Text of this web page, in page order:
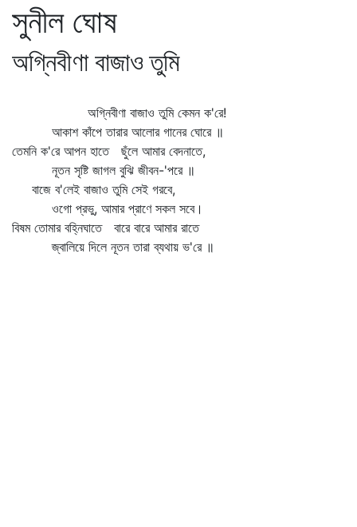
সুনীল ঘোষ
অগ্নিবীণা বাজাও তুমি
অগ্নিবীণা বাজাও তুমি কেমন ক'রে!
আকাশ কাঁপে তারার আলোর গানের ঘোরে ॥
তেমনি ক'রে আপন হাতে ছুঁলে আমার বেদনাতে,
নূতন সৃষ্টি জাগল বুঝি জীবন-'পরে ॥
বাজে ব'লেই বাজাও তুমি সেই গরবে,
ওগো প্রভু, আমার প্রাণে সকল সবে।
বিষম তোমার বহ্নিঘাতে বারে বারে আমার রাতে
জ্বালিয়ে দিলে নূতন তারা ব্যথায় ভ'রে ॥